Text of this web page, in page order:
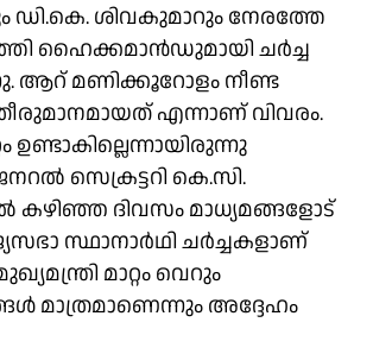
ഡി.കെ. ശിവകുമാറും നേരത്തേ
ഹൈക്കമാന്‍ഡുമായി ചര്‍ച്ച
ആറ് മണിക്കൂറോളം നീണ്ട
എന്നാണ് വിവരം.
ഉണ്ടാകില്ലെന്നായിരുന്നു
സെക്രട്ടറി കെ.സി.
ദിവസം മാധ്യമങ്ങളോട്
സ്ഥാനാര്‍ഥി ചര്‍ച്ചകളാണ്
മാറ്റം വെറും
മാത്രമാണെന്നും അദ്ദേഹം